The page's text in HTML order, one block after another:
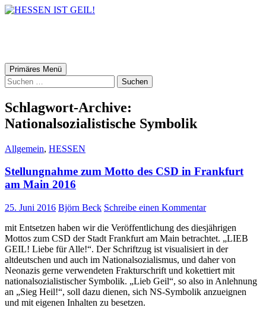
Suchen
Primäres Menü Zum
Inhalt
springen
Suchen
nach:
Schlagwort-Archive:
Nationalsozialistische Symbolik
Allgemein, HESSEN
Stellungnahme zum Motto des CSD in Frankfurt
am Main 2016
25. Juni 2016 Björn Beck Schreibe einen Kommentar
mit Entsetzen haben wir die Veröffentlichung des diesjährigen
Mottos zum CSD der Stadt Frankfurt am Main betrachtet. „LIEB
GEIL! Liebe für Alle!“. Der Schriftzug ist visualisiert in der
altdeutschen und auch im Nationalsozialismus, und daher von
Neonazis gerne verwendeten Frakturschrift und kokettiert mit
nationalsozialistischer Symbolik. „Lieb Geil“, so also in Anlehnung
an „Sieg Heil!“, soll dazu dienen, sich NS-Symbolik anzueignen
und mit eigenen Inhalten zu besetzen.